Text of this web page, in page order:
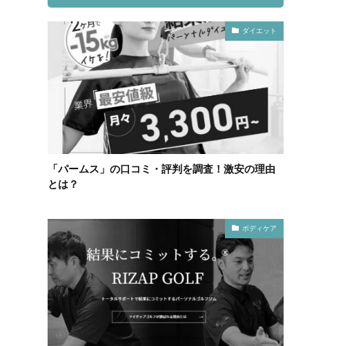
ダイエット
「パームス」の口コミ・評判を調査！激安の理由
とは？
ボディケア